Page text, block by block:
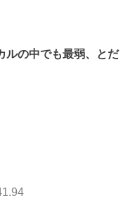
ルの中でも最弱、とだ